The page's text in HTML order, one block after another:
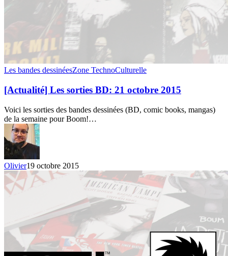
[Actualité]
sorties
BD:
21
octobre
2015
Les bandes dessinéesZone TechnoCulturelle
[Actualité] Les sorties BD: 21 octobre 2015
Voici les sorties des bandes dessinées (BD, comic books, mangas)
de la semaine pour Boom!…
Olivier19 octobre 2015